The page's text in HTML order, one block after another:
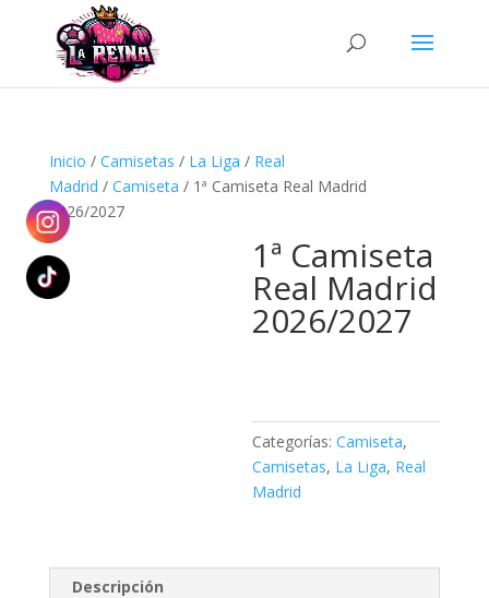
Búsqueda
productos
Inicio / Camisetas / La Liga / Real
Madrid / Camiseta / 1ª Camiseta Real Madrid
2026/2027
1ª Camiseta
Real Madrid
2026/2027
Categorías:Camiseta,
Camisetas, La Liga, Real
Madrid
Descripción